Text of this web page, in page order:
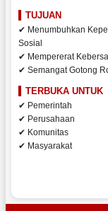
TUJUAN
✔ Menumbuhkan
Sosial
✔ Mempererat
✔ Semangat Gotong
TERBUKA UNTUK
✔ Pemerintah
✔ Perusahaan
✔ Komunitas
✔ Masyarakat